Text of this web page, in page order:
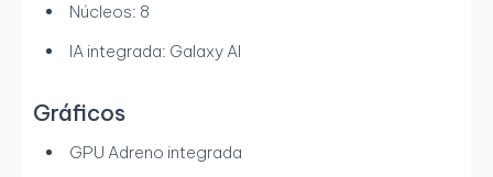
Núcleos: 8
IA integrada: Galaxy AI
Gráficos
GPU Adreno integrada